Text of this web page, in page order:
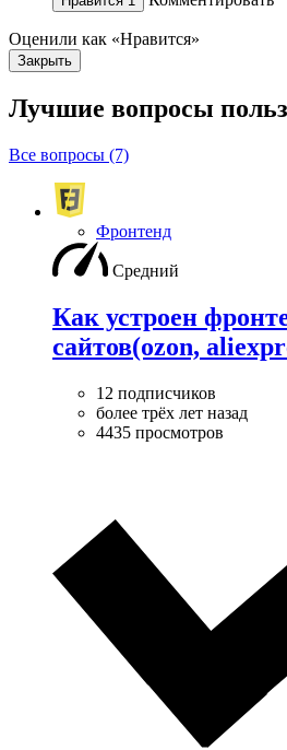
Оценили как «Нравится»
Закрыть
Лучшие вопросы
Все вопросы (7)
Фронтенд
Средний
Как устроен
сайтов(ozon,
12 подписчиков
более трёх лет назад
4435 просмотров